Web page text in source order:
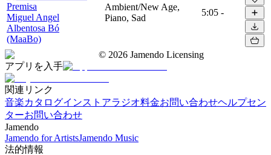
Premisa
Miguel Angel
Albentosa Bó
(MaaBo)
Ambient/New Age,
Piano, Sad
5:05 -
© 2026 Jamendo Licensing
アプリを入手
関連リンク
音楽カタログインストアラジオ料金お問い合わせヘルプセン
ターお問い合わせ
Jamendo
Jamendo for ArtistsJamendo Music
法的情報